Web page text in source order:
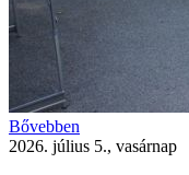
Bővebben
2026. július 5., vasárnap